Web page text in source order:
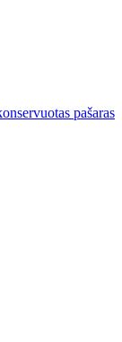
pašaras